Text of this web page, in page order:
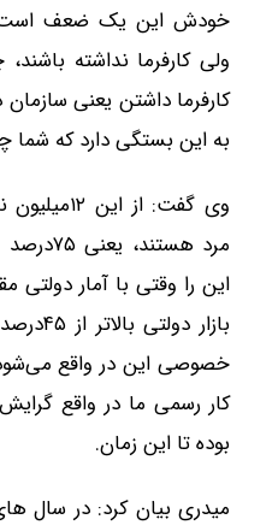
خودش این یک ضعف است
ولی کارفرما نداشته
کارفرما داشتن یعنی
به این بستگی دارد که شما
این را وقتی با آمار دولتی
بازار
کار رسمی ما در واقع
بوده تا این زمان.